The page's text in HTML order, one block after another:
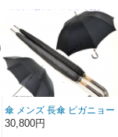
傘 メンズ 長傘 ピガニョー
ル フランス製 ジャガード
30,800円